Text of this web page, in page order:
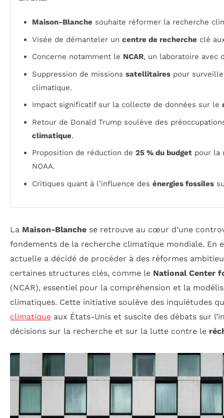
Maison-Blanche souhaite réformer la recherche
Visée de démanteler un centre de recherche clé
Concerne notamment le NCAR, un laboratoire avec
Suppression de missions satellitaires pour
climatique.
Impact significatif sur la collecte de données sur le
Retour de Donald Trump soulève des
climatique.
Proposition de réduction de 25 % du budget pour la
NOAA.
Critiques quant à l’influence des énergies fossiles
La Maison-Blanche se retrouve au cœur d’une
fondements de la recherche climatique mondiale. En
actuelle a décidé de procéder à des réformes
certaines structures clés, comme le National Center
(NCAR), essentiel pour la compréhension et la
climatiques. Cette initiative soulève des inquiétudes
climatique aux États-Unis et suscite des débats sur
décisions sur la recherche et sur la lutte contre le